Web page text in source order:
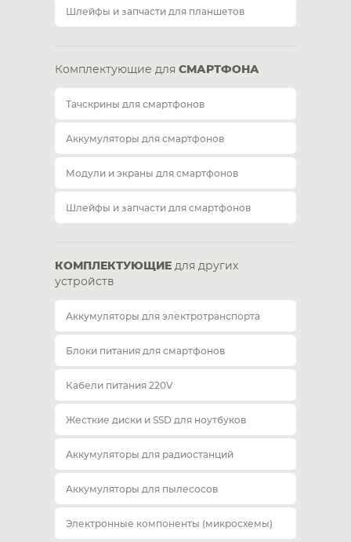
Шлейфы и запчасти для планшетов
Комплектующие для СМАРТФОНА
Тачскрины для смартфонов
Аккумуляторы для смартфонов
Модули и экраны для смартфонов
Шлейфы и запчасти для смартфонов
КОМПЛЕКТУЮЩИЕ для других
устройств
Аккумуляторы для электротранспорта
Блоки питания для смартфонов
Кабели питания 220V
Жесткие диски и SSD для ноутбуков
Аккумуляторы для радиостанций
Аккумуляторы для пылесосов
Электронные компоненты (микросхемы)